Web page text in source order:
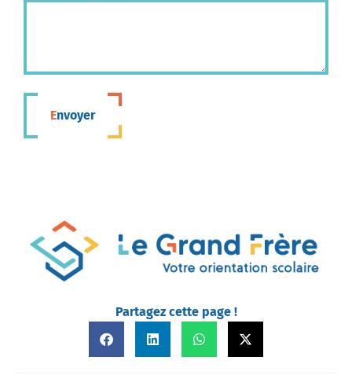
Envoyer
Partagez cette page !